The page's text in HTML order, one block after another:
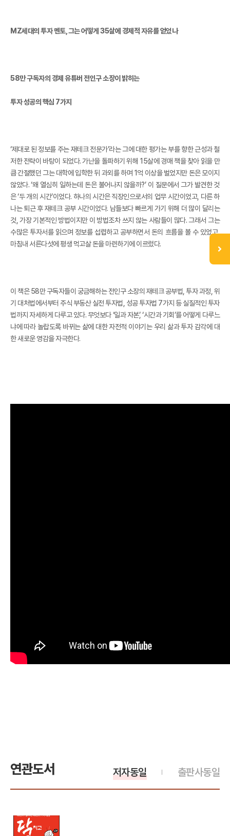
MZ세대의 투자 멘토, 그는 어떻게 35살에 경제적 자유를 얻었나
58만 구독자의 경제 유튜버 전인구 소장이 밝히는
투자 성공의 핵심 7가지
‘제대로 된 정보를 주는 재테크 전문가’라는 그에 대한 평가는 부를 향한 근성과 철
저한 전략이 바탕이 되었다. 가난을 돌파하기 위해 15살에 경매 책을 찾아 읽을 만
큼 간절했던 그는 대학에 입학한 뒤 과외를 하며 1억 이상을 벌었지만 돈은 모이지
않았다. ‘왜 열심히 일하는데 돈은 불어나지 않을까?’ 이 질문에서 그가 발견한 것
은 ‘두 개의 시간’이었다. 하나의 시간은 직장인으로서의 업무 시간이었고, 다른 하
나는 퇴근 후 재테크 공부 시간이었다. 남들보다 빠르게 가기 위해 더 많이 달리는
것, 가장 기본적인 방법이지만 이 방법조차 쓰지 않는 사람들이 많다. 그래서 그는
수많은 투자서를 읽으며 정보를 섭렵하고 공부하면서 돈의 흐름을 볼 수 있었고,
마침내 서른다섯에 평생 먹고살 돈을 마련하기에 이르렀다.
이 책은 58만 구독자들이 궁금해하는 전인구 소장의 재테크 공부법, 투자 과정, 위
기 대처법에서부터 주식 부동산 실전 투자법, 성공 투자법 7가지 등 실질적인 투자
법까지 자세하게 다루고 있다. 무엇보다 ‘일과 자본’, ‘시간과 기회’를 어떻게 다루느
냐에 따라 놀랍도록 바뀌는 삶에 대한 자전적 이야기는 우리 삶과 투자 감각에 대
한 새로운 영감을 자극한다.
연관도서 출판사동일
저자동일